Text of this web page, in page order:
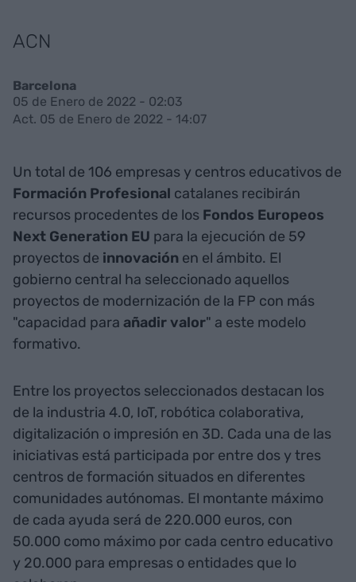
ACN
Barcelona
05 de Enero de 2022 - 02:03
Act. 05 de Enero de 2022 - 14:07
Un total de 106 empresas y centros educativos de
Formación Profesional catalanes recibirán
recursos procedentes de los Fondos Europeos
Next Generation EU para la ejecución de 59
proyectos de innovación en el ámbito. El
gobierno central ha seleccionado aquellos
proyectos de modernización de la FP con más
"capacidad para añadirvalor" a este modelo
formativo.
Entre los proyectos seleccionados destacan los
de la industria 4.0, IoT, robótica colaborativa,
digitalización o impresión en 3D. Cada una de las
iniciativas está participada por entre dos y tres
centros de formación situados en diferentes
comunidades autónomas. El montante máximo
de cada ayuda será de 220.000 euros, con
50.000 como máximo por cada centro educativo
y 20.000 para empresas o entidades que lo